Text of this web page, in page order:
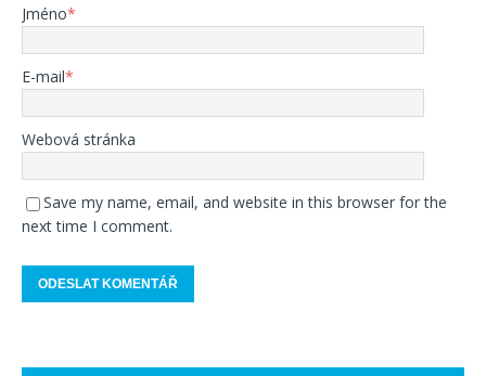
Jméno*
E-mail*
Webová stránka
Save my name, email, and website in this browser for the
next time I comment.